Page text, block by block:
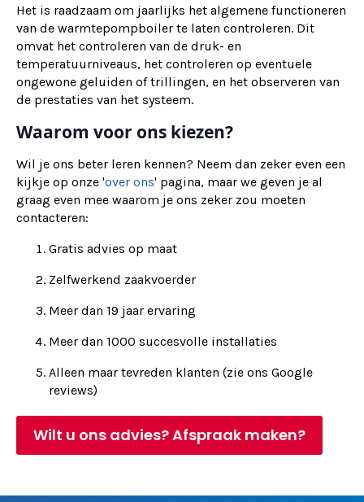
Het is raadzaam om jaarlijks het algemene functioneren
van de warmtepompboiler te laten controleren. Dit
omvat het controleren van de druk- en
temperatuurniveaus, het controleren op eventuele
ongewone geluiden of trillingen, en het observeren van
de prestaties van het systeem.
Waarom voor ons kiezen?
Wil je ons beter leren kennen? Neem dan zeker even een
kijkje op onze 'over ons' pagina, maar we geven je al
graag even mee waarom je ons zeker zou moeten
contacteren:
Gratis advies op maat
Zelfwerkend zaakvoerder
Meer dan 19 jaar ervaring
Meer dan 1000 succesvolle installaties
Alleen maar tevreden klanten (zie ons Google
reviews)
Wilt u ons advies? Afspraak maken?